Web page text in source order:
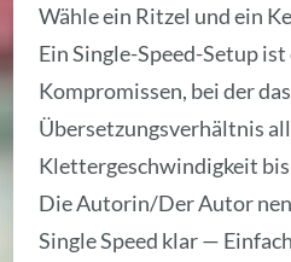
Wähle ein Ritzel und ein
Ein Single-Speed-Setup
Kompromissen, bei der das
Übersetzungsverhältnis
Klettergeschwindigkeit
Die Autorin/Der Autor
Single Speed klar —